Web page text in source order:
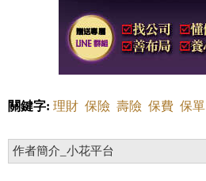
關鍵字: 理財 保險 壽險 保費 保單
作者簡介_小花平台